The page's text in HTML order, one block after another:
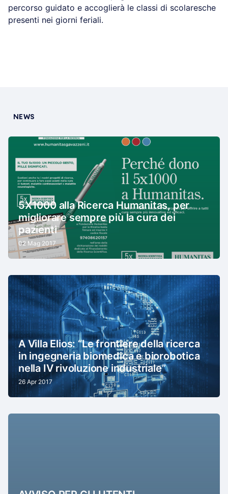
percorso guidato e accoglierà le classi di scolaresche
presenti nei giorni feriali.
NEWS
5X1000 alla Ricerca Humanitas, per
migliorare sempre più la cura dei
pazienti
02 Mag 2017
A Villa Elios: “Le frontiere della ricerca
in ingegneria biomedica e biorobotica
nella IV rivoluzione industriale”
26 Apr 2017